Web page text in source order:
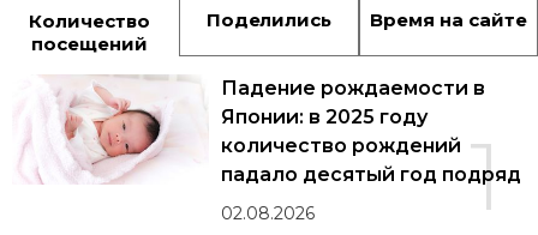
Количество
посещений
Поделились Время на сайте
1
Падение рождаемости в
Японии: в 2025 году
количество рождений
падало десятый год подряд
02.08.2026